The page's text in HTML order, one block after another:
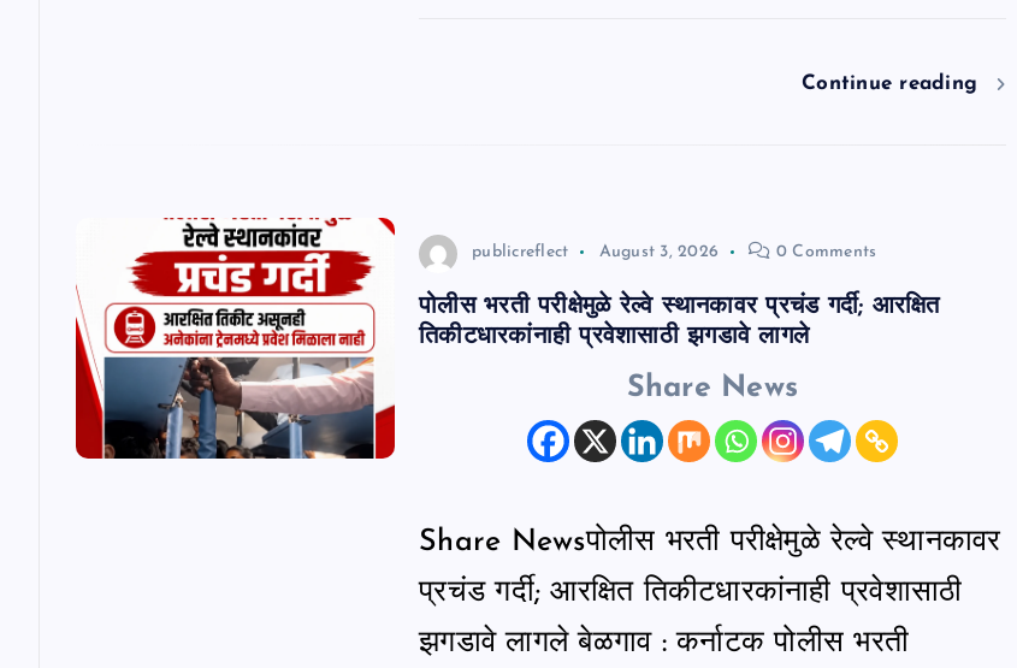
Continue reading
publicreflect August 3, 2026 0 Comments
पोलीस भरती परीक्षेमुळे रेल्वे स्थानकावर प्रचंड गर्दी; आरक्षित
तिकीटधारकांनाही प्रवेशासाठी झगडावे लागले
Share News
Share Newsपोलीस भरती परीक्षेमुळे रेल्वे स्थानकावर
प्रचंड गर्दी; आरक्षित तिकीटधारकांनाही प्रवेशासाठी
झगडावे लागले बेळगाव : कर्नाटक पोलीस भरती